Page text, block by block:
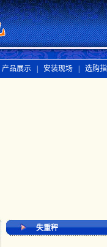
产品展示 | 安装现场 | 选购
失重秤